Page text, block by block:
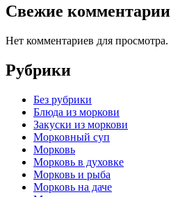
Свежие комментарии
Нет комментариев для просмотра.
Рубрики
Без рубрики
Блюда из моркови
Закуски из моркови
Морковный суп
Морковь
Морковь в духовке
Морковь и рыба
Морковь на даче